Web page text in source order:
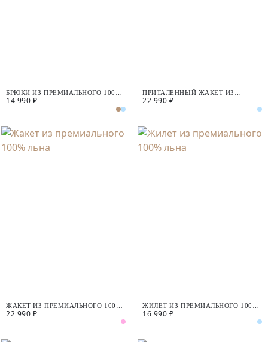
БРЮКИ ИЗ ПРЕМИАЛЬНОГО 100%
ЛЬНА
14 990 ₽
ПРИТАЛЕННЫЙ ЖАКЕТ ИЗ
ПРЕМИАЛЬНОГО 100% ЛЬНА
22 990 ₽
ЖАКЕТ ИЗ ПРЕМИАЛЬНОГО 100%
ЛЬНА
22 990 ₽
ЖИЛЕТ ИЗ ПРЕМИАЛЬНОГО 100%
ЛЬНА
16 990 ₽